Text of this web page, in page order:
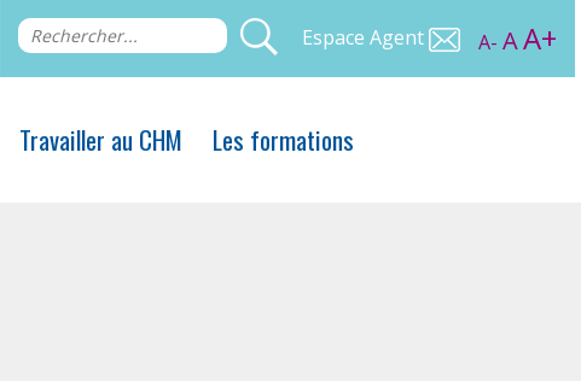
Espace Agent A- AA+
Travailler au CHM Les formations